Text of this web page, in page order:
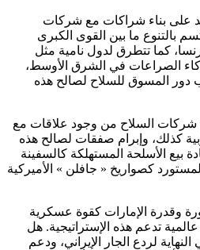
على بناء شراكات مع شركات
بالتنوع ما بين القوى الكبرى
كما تتطرق لدول نامية مثل
الصراعات في الشرق الأوسط،
دور المسوق للسلاح لصالح هذه
شركات السلاح من وجود علاقات مع
كذلك، وإبرام صفقات لصالح هذه
بيع الأسلحة المستهلكة كالسفينة
كصواريخ « جافلن » الأميركية
وقدرة الإمارات كقوة عسكرية
تدعم هذه الإستراتيجية. هل
لردع الجار الإيراني، ودعم